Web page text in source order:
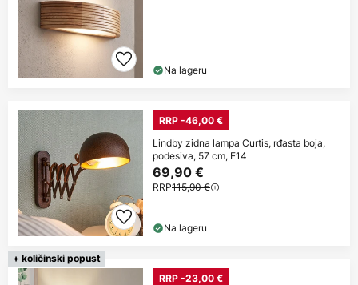
Na lageru
RRP -46,00 €
Lindby zidna lampa Curtis, rđasta boja,
podesiva, 57 cm, E14
69,90 €
RRP115,90 €
Na lageru
+ količinski popust
RRP -23,00 €